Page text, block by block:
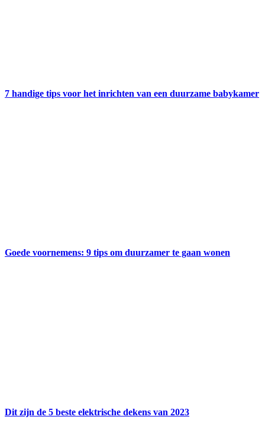
7 handige tips voor het inrichten van een duurzame babykamer
Goede voornemens: 9 tips om duurzamer te gaan wonen
Dit zijn de 5 beste elektrische dekens van 2023